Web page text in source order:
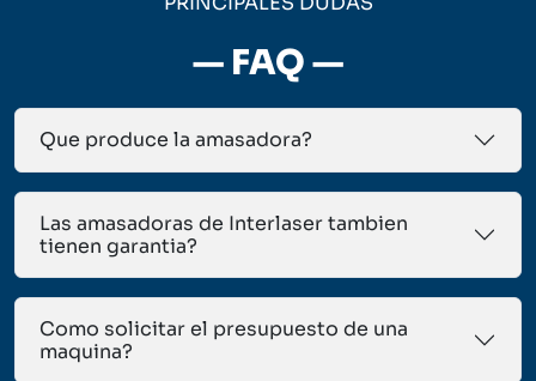
— FAQ —
Que produce la amasadora?
Las amasadoras de Interlaser tambien
tienen garantia?
Como solicitar el presupuesto de una
maquina?